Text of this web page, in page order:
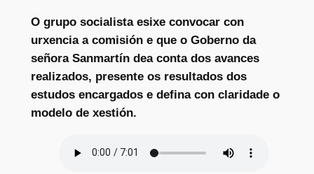
O grupo socialista esixe convocar con
urxencia a comisión e que o Goberno da
señora Sanmartín dea conta dos avances
realizados, presente os resultados dos
estudos encargados e defina con claridade o
modelo de xestión.